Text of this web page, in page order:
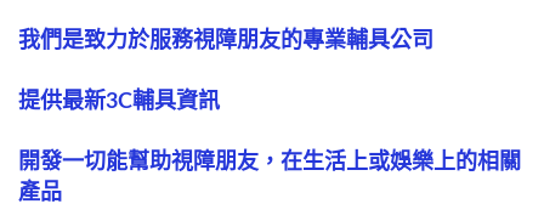
我們是致力於服務視障朋友的專業輔具公司
提供最新3C輔具資訊
開發一切能幫助視障朋友，在生活上或娛樂上的相關
產品